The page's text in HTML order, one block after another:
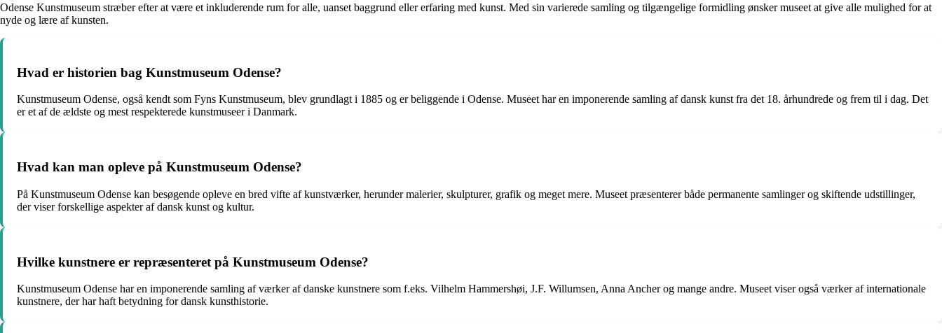
Odense Kunstmuseum stræber efter at være et inkluderende rum for alle, uanset baggrund eller erfaring med kunst. Med sin varierede samling og tilgængelige formidling ønsker museet at give alle mulighed for at
nyde og lære af kunsten.
Hvad er historien bag Kunstmuseum Odense?
Kunstmuseum Odense, også kendt som Fyns Kunstmuseum, blev grundlagt i 1885 og er beliggende i Odense. Museet har en imponerende samling af dansk kunst fra det 18. århundrede og frem til i dag. Det
er et af de ældste og mest respekterede kunstmuseer i Danmark.
Hvad kan man opleve på Kunstmuseum Odense?
På Kunstmuseum Odense kan besøgende opleve en bred vifte af kunstværker, herunder malerier, skulpturer, grafik og meget mere. Museet præsenterer både permanente samlinger og skiftende udstillinger,
der viser forskellige aspekter af dansk kunst og kultur.
Hvilke kunstnere er repræsenteret på Kunstmuseum Odense?
Kunstmuseum Odense har en imponerende samling af værker af danske kunstnere som f.eks. Vilhelm Hammershøi, J.F. Willumsen, Anna Ancher og mange andre. Museet viser også værker af internationale
kunstnere, der har haft betydning for dansk kunsthistorie.